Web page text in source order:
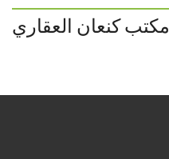
مكتب كنعان العقاري